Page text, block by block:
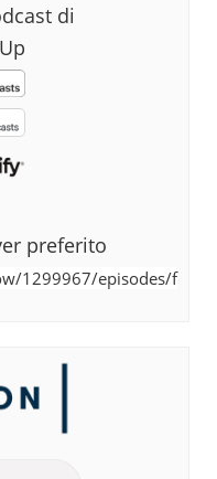
di
preferito
1299967/episodes/f